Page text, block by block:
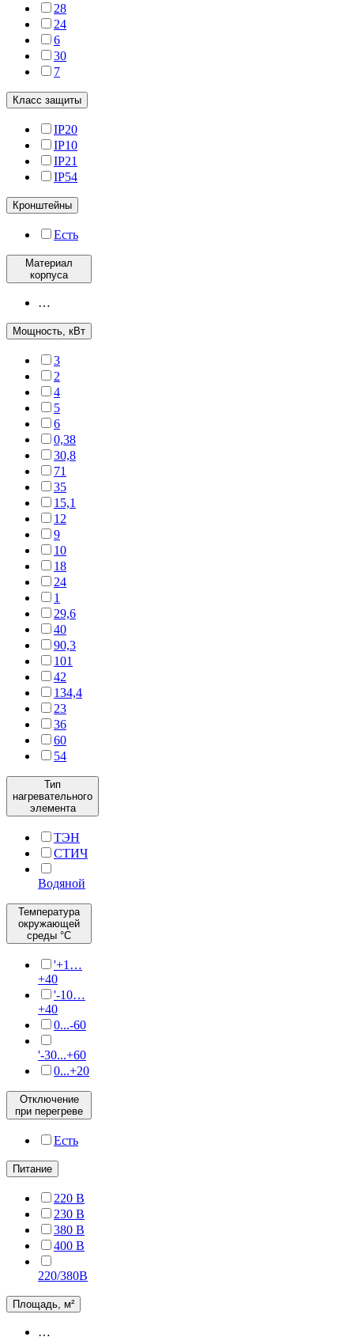
28
24
6
30
7
Класс защиты
IP20
IP10
IP21
IP54
Кронштейны
Есть
Материал
корпуса
…
Мощность, кВт
3
2
4
5
6
0,38
30,8
71
35
15,1
12
9
10
18
24
1
29,6
40
90,3
101
42
134,4
23
36
60
54
Тип
нагревательного
элемента
ТЭН
СТИЧ
Водяной
Температура
окружающей
среды °C
'+1…
+40
'-10…
+40
0...-60
'-30...+60
0...+20
Отключение
при перегреве
Есть
Питание
220 В
230 В
380 В
400 В
220/380B
Площадь, м²
…